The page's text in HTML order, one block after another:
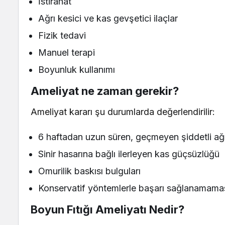
Ağrı kesici ve kas gevşetici ilaçlar
Fizik tedavi
Manuel terapi
Boyunluk kullanımı
Ameliyat ne zaman gerekir?
Ameliyat kararı şu durumlarda değerlendirilir:
6 haftadan uzun süren, geçmeyen şiddetli
Sinir hasarına bağlı ilerleyen kas güçsüzlüğü
Omurilik baskısı bulguları
Konservatif yöntemlerle başarı
Boyun Fıtığı Ameliyatı Nedir?